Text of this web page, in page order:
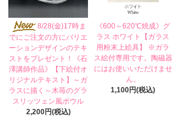
8/28(金)17時ま
でにご注文の方にバリエ
ーションデザインのテキ
ストをプレゼント！《石
澤講師作品》【下絵付オ
リジナルテキスト】～ガ
ラスに描く～木苺のグラ
スリッツェン風ボウル
2,200円(税込)
《600～620℃焼成》グ
ラス ホワイト【ガラス
用粉末上絵具】 ※ガラ
ス絵付専用です。陶磁器
にはお使いいただけませ
ん。
1,100円(税込)